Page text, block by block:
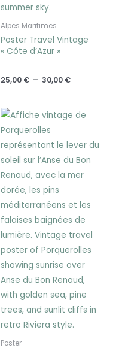
Alpes Maritimes
Poster Travel Vintage
« Côte d’Azur »
25,00 € – 30,00 €
Poster
Plage
de
25,00 €
à
30,00 €